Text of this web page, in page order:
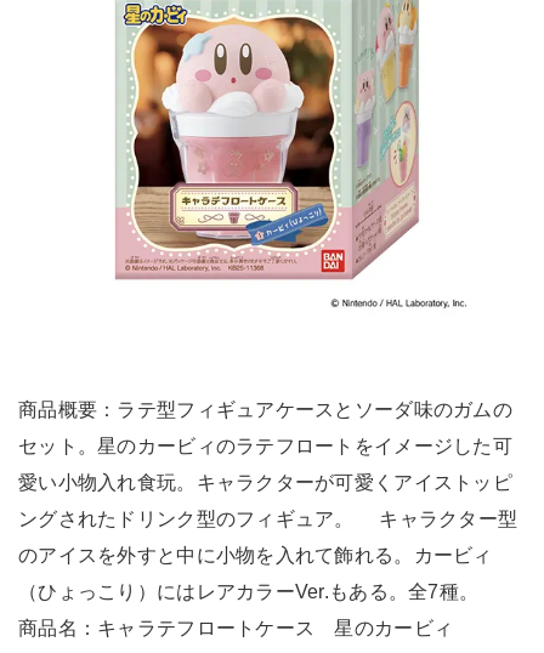
商品概要：ラテ型フィギュアケースとソーダ味のガムの
セット。星のカービィのラテフロートをイメージした可
愛い小物入れ食玩。キャラクターが可愛くアイストッピ
ングされたドリンク型のフィギュア。 キャラクター型
のアイスを外すと中に小物を入れて飾れる。カービィ
（ひょっこり）にはレアカラーVer.もある。全7種。
商品名：キャラテフロートケース 星のカービィ